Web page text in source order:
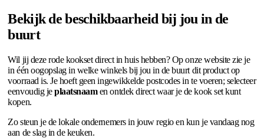
Bekijk de beschikbaarheid bij jou in de
buurt
Wil jij deze rode kookset direct in huis hebben? Op onze website zie je
in één oogopslag in welke winkels bij jou in de buurt dit product op
voorraad is. Je hoeft geen ingewikkelde postcodes in te voeren; selecteer
eenvoudig jeplaatsnaamen ontdek direct waar je de kook set kunt
kopen.
Zo steun je de lokale ondernemers in jouw regio en kun je vandaag nog
aan de slag in de keuken.